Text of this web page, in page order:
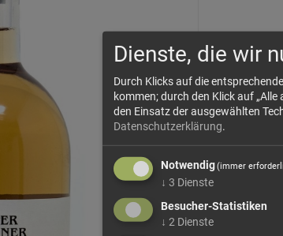
Größe:
Dienste, die wir
Durch Klicks auf die
kommen; durch den Klick auf „Alle
den Einsatz der ausgewählten
Datenschutzerklärung.
Notwendig(immer
↓ 3 Dienste
Besucher-Statistiken
↓ 2 Dienste